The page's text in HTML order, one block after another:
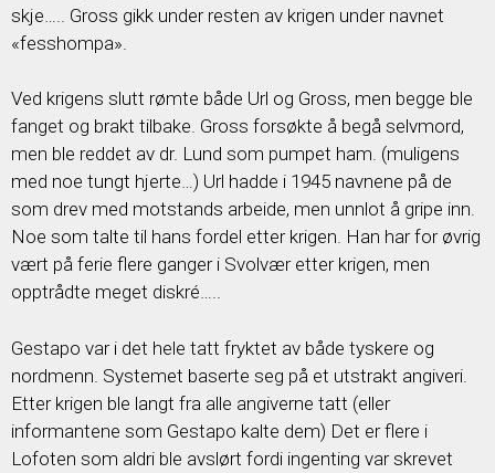
skje….. Gross gikk under resten av krigen under navnet
«fesshompa».
Ved krigens slutt rømte både Url og Gross, men begge ble
fanget og brakt tilbake. Gross forsøkte å begå selvmord,
men ble reddet av dr. Lund som pumpet ham. (muligens
med noe tungt hjerte…) Url hadde i 1945 navnene på de
som drev med motstands arbeide, men unnlot å gripe inn.
Noe som talte til hans fordel etter krigen. Han har for øvrig
vært på ferie flere ganger i Svolvær etter krigen, men
opptrådte meget diskré…..
Gestapo var i det hele tatt fryktet av både tyskere og
nordmenn. Systemet baserte seg på et utstrakt angiveri.
Etter krigen ble langt fra alle angiverne tatt (eller
informantene som Gestapo kalte dem) Det er flere i
Lofoten som aldri ble avslørt fordi ingenting var skrevet